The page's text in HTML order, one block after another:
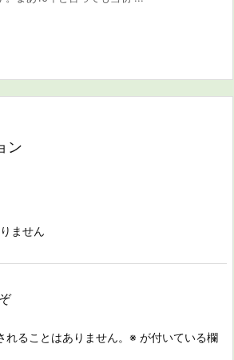
ン
ません
ることはありません。 ※ が付いている欄